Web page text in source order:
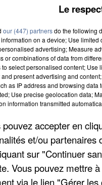
au repas
La troisième
Mitivier qui sera
un menu axé sur
sur le site de la
Le
our (447) partnersdo the following
on a device; Use
advertising; Measure
or combinations of data from
select personalised content; Use
present advertising and
as IP address and browsing
Use precise geolocation data;
information transmitted
pouvez accepter en
et/ou
sur "Continuer
Vous pouvez mettre
via le lien "Gérer